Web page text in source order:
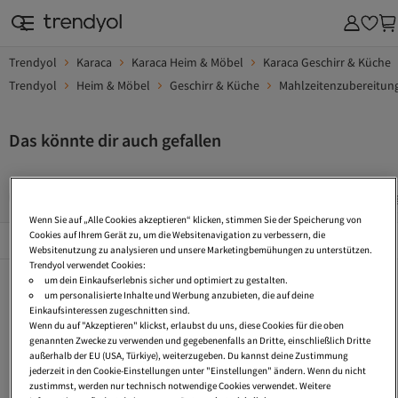
Trendyol Karaca Karaca Heim & Möbel
Karaca Geschirr & Küche
Trendyol
Heim & Möbel Geschirr & Küche
Das könnte dir auch gefallen
Beliebte Seiten Alles Sehen
Design Geschirrset Schmuck Set Geschenk
Schubladen AufbewahrungsboxSchmuck Set
Faltbare Aufbewahrungsbox
Aufbewahrungsbox Glas
Aufbewahrungsbox Kühlschrank
Schmuck Set Gold
Modeschmuck Schmuck
Wenn Sie auf „Alle Cookies akzeptieren“ klicken, stimmen Sie der Speicherung von
Cookies auf Ihrem Gerät zu, um die Websitenavigation zu verbessern, die
Websitenutzung zu analysieren und unsere Marketingbemühungen zu unterstützen.
Trendyol verwendet Cookies:
um dein Einkaufserlebnis sicher und optimiert zu gestalten.
um personalisierte Inhalte und Werbung anzubieten, die auf deine
Einkaufsinteressen zugeschnitten sind.
Wenn du auf "Akzeptieren" klickst, erlaubst du uns, diese Cookies für die oben
genannten Zwecke zu verwenden und gegebenenfalls an Dritte, einschließlich Dritte
außerhalb der EU (USA, Türkiye), weiterzugeben. Du kannst deine Zustimmung
jederzeit in den Cookie-Einstellungen unter "Einstellungen" ändern. Wenn du nicht
zustimmst, werden nur technisch notwendige Cookies verwendet. Weitere